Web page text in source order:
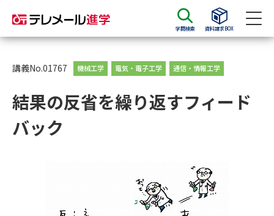
学問検索 資料請求BOX
資料請求 資料検索
大学・短大の資料種類から請求
大学入学共通テスト利用選抜の
募集要項＆願書
講義No.01767 機械工学 電気・電子工学 通信・情報工学
結果の反省を繰り返すフィード
バック